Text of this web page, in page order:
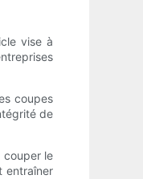
vise à
coupes
de
couper le
entraîner